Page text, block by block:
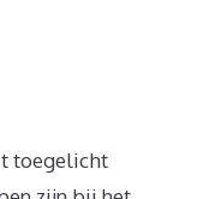
toegelicht